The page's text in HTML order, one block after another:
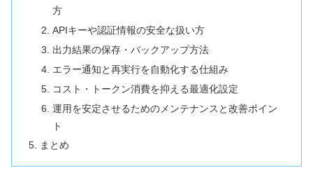
方
APIキーや認証情報の安全な扱い方
出力結果の保存・バックアップ方法
エラー通知と再実行を自動化する仕組み
コスト・トークン消費を抑える最適化設定
運用を安定させるためのメンテナンスと改善ポイン
ト
まとめ